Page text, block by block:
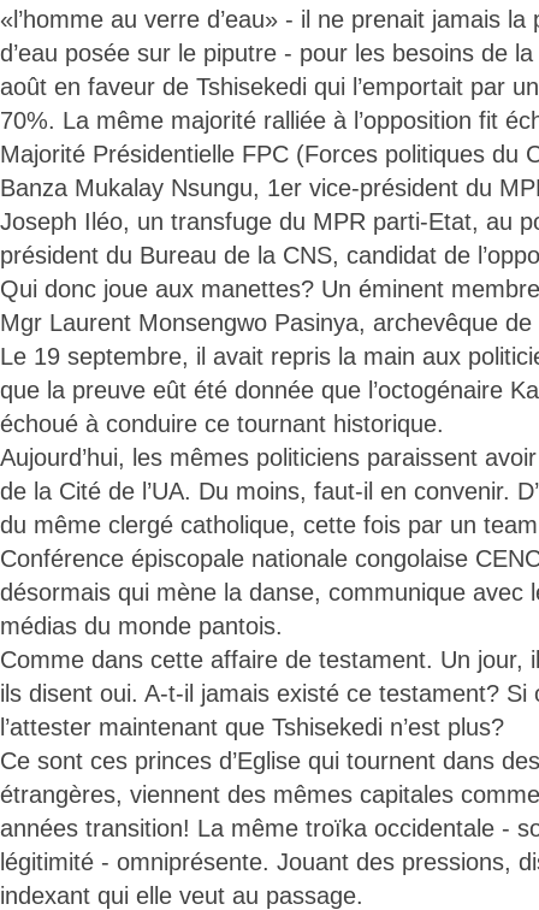
«l’homme au verre d’eau» - il ne prenait jamais
d’eau posée sur le piputre - pour les besoins de
août en faveur de Tshisekedi qui l’emportait par
70%. La même majorité ralliée à l’opposition fit
Majorité Présidentielle FPC (Forces politiques du
Banza Mukalay Nsungu, 1er vice-président du
Joseph Iléo, un transfuge du MPR parti-Etat, au
président du Bureau de la CNS, candidat de
Qui donc joue aux manettes? Un éminent
Mgr Laurent Monsengwo Pasinya, archevêque
Le 19 septembre, il avait repris la main aux
que la preuve eût été donnée que l’octogénaire
échoué à conduire ce tournant historique.
Aujourd’hui, les mêmes politiciens paraissent
de la Cité de l’UA. Du moins, faut-il en convenir.
du même clergé catholique, cette fois par un
Conférence épiscopale nationale congolaise
désormais qui mène la danse, communique avec
médias du monde pantois.
Comme dans cette affaire de testament. Un jour,
ils disent oui. A-t-il jamais existé ce testament? Si
l’attester maintenant que Tshisekedi n’est plus?
Ce sont ces princes d’Eglise qui tournent dans
étrangères, viennent des mêmes capitales
années transition! La même troïka occidentale -
légitimité - omniprésente. Jouant des pressions,
indexant qui elle veut au passage.